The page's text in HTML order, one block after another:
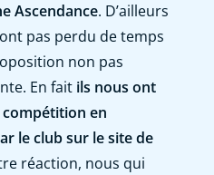
Ascendance. D’ailleurs
pas perdu de temps
non pas
En fait ils nous ont
en
le club sur le site de
réaction, nous qui